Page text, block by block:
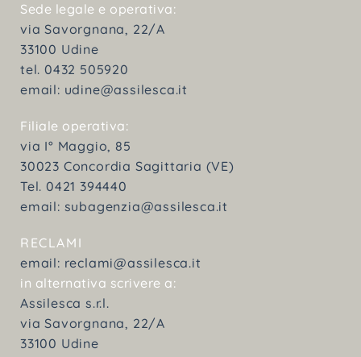
Sede legale e operativa:
via Savorgnana, 22/A
33100 Udine
tel. 0432 505920
email: udine@assilesca.it
Filiale operativa:
via I° Maggio, 85
30023 Concordia Sagittaria (VE)
Tel. 0421 394440
email: subagenzia@assilesca.it
RECLAMI
email: reclami@assilesca.it
in alternativa scrivere a:
Assilesca s.r.l.
via Savorgnana, 22/A
33100 Udine